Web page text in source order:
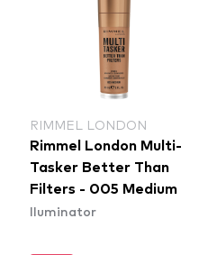
RIMMEL LONDON
Rimmel London Multi-
Tasker Better Than
Filters - 005 Medium
Iluminator